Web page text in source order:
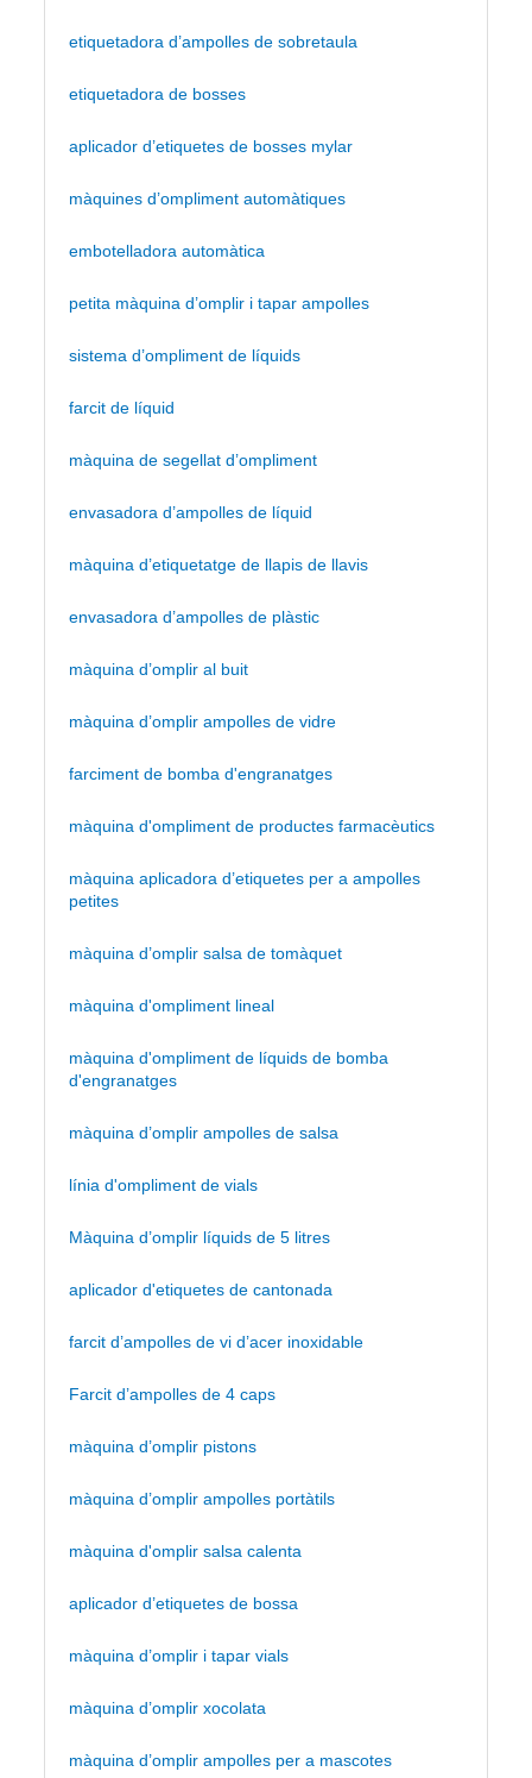
etiquetadora d’ampolles de sobretaula
etiquetadora de bosses
aplicador d’etiquetes de bosses mylar
màquines d’ompliment automàtiques
embotelladora automàtica
petita màquina d’omplir i tapar ampolles
sistema d’ompliment de líquids
farcit de líquid
màquina de segellat d’ompliment
envasadora d’ampolles de líquid
màquina d’etiquetatge de llapis de llavis
envasadora d’ampolles de plàstic
màquina d’omplir al buit
màquina d’omplir ampolles de vidre
farciment de bomba d'engranatges
màquina d'ompliment de productes farmacèutics
màquina aplicadora d’etiquetes per a ampolles
petites
màquina d’omplir salsa de tomàquet
màquina d'ompliment lineal
màquina d'ompliment de líquids de bomba
d'engranatges
màquina d’omplir ampolles de salsa
línia d'ompliment de vials
Màquina d’omplir líquids de 5 litres
aplicador d'etiquetes de cantonada
farcit d’ampolles de vi d’acer inoxidable
Farcit d’ampolles de 4 caps
màquina d’omplir pistons
màquina d’omplir ampolles portàtils
màquina d'omplir salsa calenta
aplicador d’etiquetes de bossa
màquina d’omplir i tapar vials
màquina d’omplir xocolata
màquina d’omplir ampolles per a mascotes